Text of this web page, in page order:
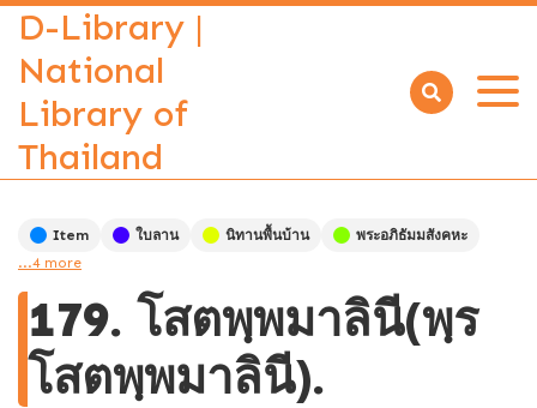
D-Library |
National
Library of
Thailand
Open
Item ใบลาน นิทานพื้นบ้าน
พระอภิธัมมสังคหะ
...4 more
179. โสตพฺพมาลินี(พฺร
โสตพฺพมาลินี).